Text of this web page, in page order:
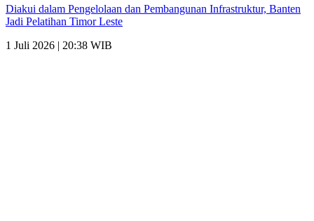
Diakui dalam Pengelolaan dan Pembangunan Infrastruktur, Banten
Jadi Pelatihan Timor Leste
1 Juli 2026 | 20:38 WIB